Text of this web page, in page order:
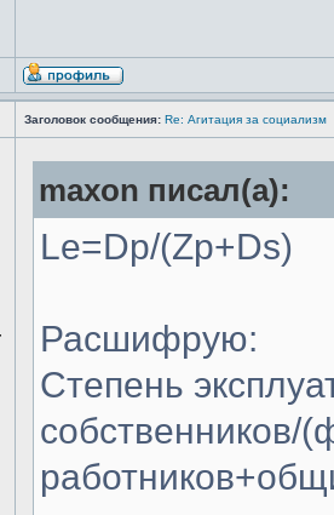
Заголовок сообщения: Re: Агитация за социализм
maxon писал(а):
Le=Dp/(Zp+Ds)
Расшифрую:
Степень
собственников/